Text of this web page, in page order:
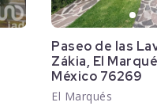
Paseo de las
Zákia, El
México 76269
El Marqués